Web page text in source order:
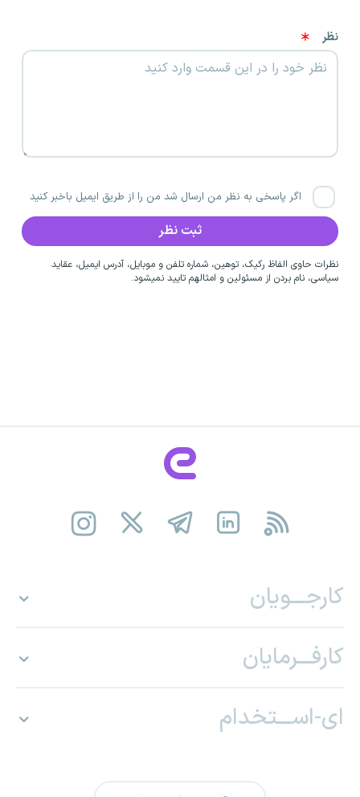
نظر
اگر پاسخی به نظر من ارسال شد من را از طریق ایمیل باخبر کنید
نظرات حاوی الفاظ رکیک، توهین، شماره تلفن و موبایل، آدرس ایمیل، عقاید
سیاسی، نام بردن از مسئولین و امثالهم تایید نمیشود.
کارجـــویان
کارفـــرمایان
ای-اســـتخدام